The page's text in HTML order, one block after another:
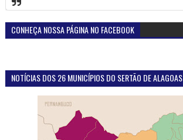
CONHEÇA NOSSA PÁGINA NO FACEBOOK
NOTÍCIAS DOS 26 MUNICÍPIOS DO SERTÃO DE ALAGOAS